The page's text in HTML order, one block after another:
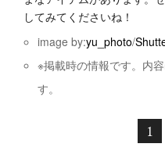
してみてくださいね！
image by:yu_photo/
※掲載時の情報です。内
す。
1